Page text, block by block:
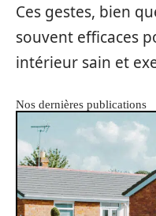
Ces gestes, bien
souvent efficaces
intérieur sain et
Nos dernières publications